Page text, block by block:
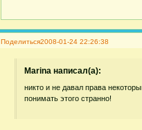
Поделиться2008-01-24 22:26:38
Marina написал(а):
никто и не давал права
понимать этого странно!